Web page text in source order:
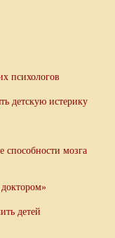
психологов
детскую истерику
способности мозга
детей